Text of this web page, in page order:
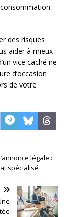
des risques
aider à mieux
vice caché ne
d’occasion
de votre
légale :
spécialisé